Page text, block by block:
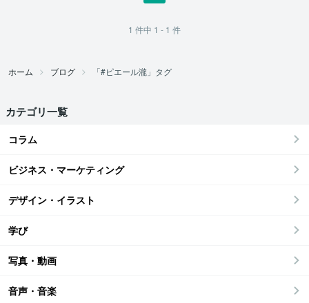
1 件中 1 - 1 件
ホーム ブログ 「#ピエール瀧」タグ
カテゴリ一覧
コラム
ビジネス・マーケティング
デザイン・イラスト
学び
写真・動画
音声・音楽